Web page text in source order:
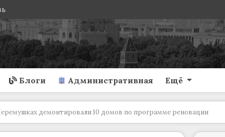
Блоги Административная Ещё
демонтировали 10 домов по программе реновации